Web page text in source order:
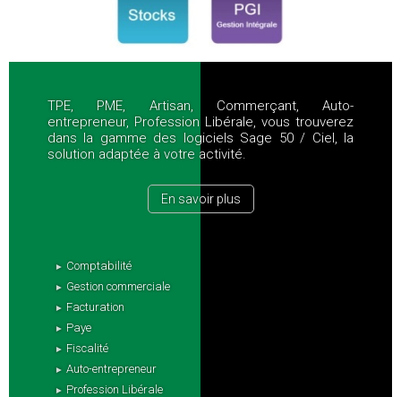
TPE, PME, Artisan, Commerçant, Auto-
entrepreneur, Profession Libérale, vous trouverez
dans la gamme des logiciels Sage 50 / Ciel, la
solution adaptée à votre activité.
En savoir plus
Comptabilité
Gestion commerciale
Facturation
Paye
Fiscalité
Auto-entrepreneur
Profession Libérale